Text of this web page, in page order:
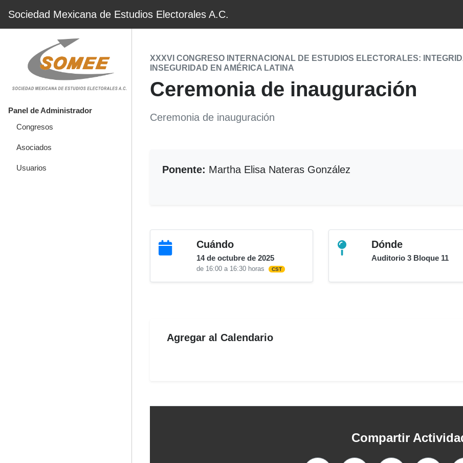
Sociedad Mexicana de Estudios Electorales A.C.
Panel de Administrador
Congresos
Asociados
Usuarios
XXXVI CONGRESO INTERNACIONAL DE ESTUDIOS ELECTORALES:
INSEGURIDAD EN AMÉRICA LATINA
Ceremonia de inauguración
Ceremonia de inauguración
Ponente: Martha Elisa Nateras González
Cuándo
14 de octubre de 2025
de 16:00 a 16:30 horas CST
Dónde
Auditorio 3 Bloque 11
Agregar al Calendario
Compartir